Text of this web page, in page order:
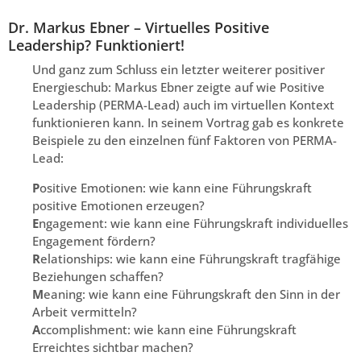
Dr. Markus Ebner – Virtuelles Positive
Leadership? Funktioniert!
Und ganz zum Schluss ein letzter weiterer positiver
Energieschub: Markus Ebner zeigte auf wie Positive
Leadership (PERMA-Lead) auch im virtuellen Kontext
funktionieren kann. In seinem Vortrag gab es konkrete
Beispiele zu den einzelnen fünf Faktoren von PERMA-
Lead:
Positive Emotionen: wie kann eine Führungskraft
positive Emotionen erzeugen?
Engagement: wie kann eine Führungskraft individuelles
Engagement fördern?
Relationships: wie kann eine Führungskraft tragfähige
Beziehungen schaffen?
Meaning: wie kann eine Führungskraft den Sinn in der
Arbeit vermitteln?
Accomplishment: wie kann eine Führungskraft
Erreichtes sichtbar machen?